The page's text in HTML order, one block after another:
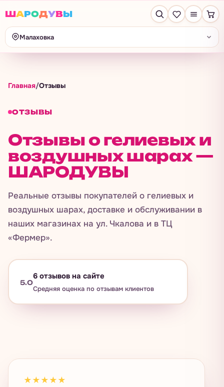
ШАРОДУВЫ
Малаховка
Главная/Отзывы
ОТЗЫВЫ
Отзывы о гелиевых и
воздушных шарах —
ШАРОДУВЫ
Реальные отзывы покупателей о гелиевых и
воздушных шарах, доставке и обслуживании в
наших магазинах на ул. Чкалова и в ТЦ
«Фермер».
5.0
6отзывов на сайте
Средняя оценка по отзывам клиентов
★★★★★